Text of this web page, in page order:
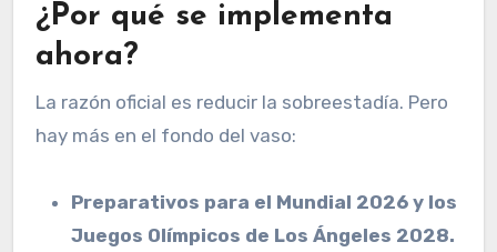
¿Por qué se implementa
ahora?
La razón oficial es reducir la sobreestadía. Pero
hay más en el fondo del vaso:
Preparativos para el Mundial 2026 y los
Juegos Olímpicos de Los Ángeles 2028.